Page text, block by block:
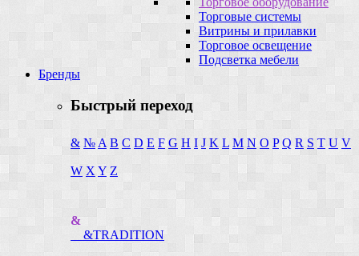
Торговые системы
Витрины и прилавки
Торговое освещение
Подсветка мебели
Бренды
Быстрый переход
& № A B C D E F G H I J K L M N O P Q R S T U V
W X Y Z
&
&TRADITION